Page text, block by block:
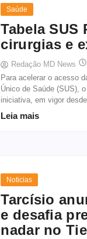
Saúde
Tabela
cirurgias e
Redação MD News
Para acelerar o acesso
Único de Saúde (SUS),
iniciativa, em vigor desde
Leia mais
Noticias
Tarcísio
e desafia
nadar no